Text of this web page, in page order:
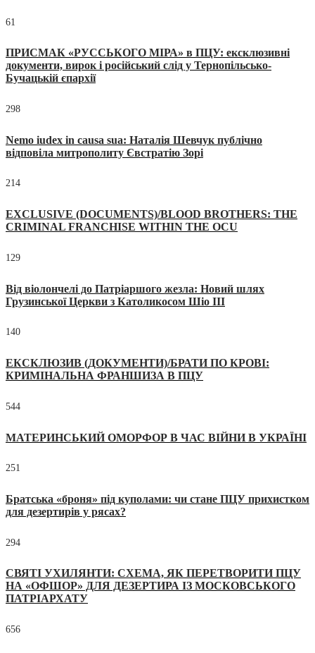
61
ПРИСМАК «РУССЬКОГО МІРА» в ПЦУ: ексклюзивні
документи, вирок і російський слід у Тернопільсько-
Бучацькій єпархії
298
Nemo iudex in causa sua: Наталія Шевчук публічно
відповіла митрополиту Євстратію Зорі
214
EXCLUSIVE (DOCUMENTS)/BLOOD BROTHERS: THE
CRIMINAL FRANCHISE WITHIN THE OCU
129
Від віолончелі до Патріаршого жезла: Новий шлях
Грузинської Церкви з Католикосом Шіо III
140
ЕКСКЛЮЗИВ (ДОКУМЕНТИ)/БРАТИ ПО КРОВІ:
КРИМІНАЛЬНА ФРАНШИЗА В ПЦУ
544
МАТЕРИНСЬКИЙ ОМОРФОР В ЧАС ВІЙНИ В УКРАЇНІ
251
Братська «броня» під куполами: чи стане ПЦУ прихистком
для дезертирів у рясах?
294
СВЯТІ УХИЛЯНТИ: СХЕМА, ЯК ПЕРЕТВОРИТИ ПЦУ
НА «ОФШОР» ДЛЯ ДЕЗЕРТИРА ІЗ МОСКОВСЬКОГО
ПАТРІАРХАТУ
656